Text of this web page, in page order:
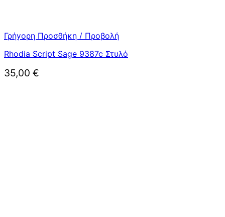
Γρήγορη Προσθήκη / Προβολή
Rhodia Script Sage 9387c Στυλό
35,00 €